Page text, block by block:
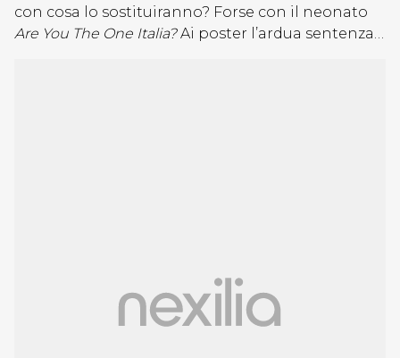
con cosa lo sostituiranno? Forse con il neonato
Are You The One Italia?Ai poster l’ardua sentenza…